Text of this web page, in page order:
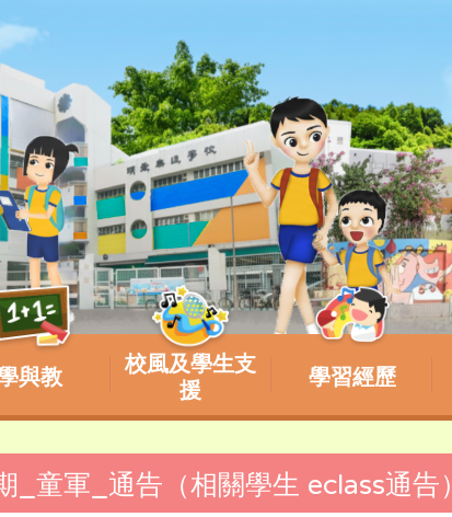
與教
校風及學生支
援
學習經歷
童軍_通告（相關學生 eclass通告）